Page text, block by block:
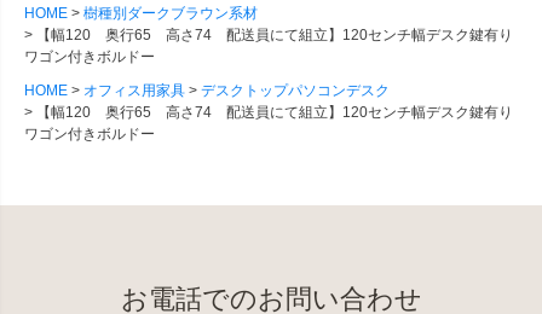
HOME
樹種別ダークブラウン系材
【幅120 奥行65 高さ74 配送員にて組立】120センチ幅デスク鍵有り
ワゴン付きボルドー
HOME
オフィス用家具
デスクトップパソコンデスク
【幅120 奥行65 高さ74 配送員にて組立】120センチ幅デスク鍵有り
ワゴン付きボルドー
お電話でのお問い合わせ